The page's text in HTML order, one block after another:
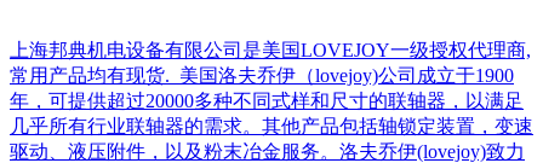
上海邦典机电设备有限公司是美国LOVEJOY一级授权代理商,
常用产品均有现货. 美国洛夫乔伊（lovejoy)公司成立于1900
年，可提供超过20000多种不同式样和尺寸的联轴器，以满足
几乎所有行业联轴器的需求。其他产品包括轴锁定装置，变速
驱动、液压附件，以及粉末冶金服务。洛夫乔伊(lovejoy)致力